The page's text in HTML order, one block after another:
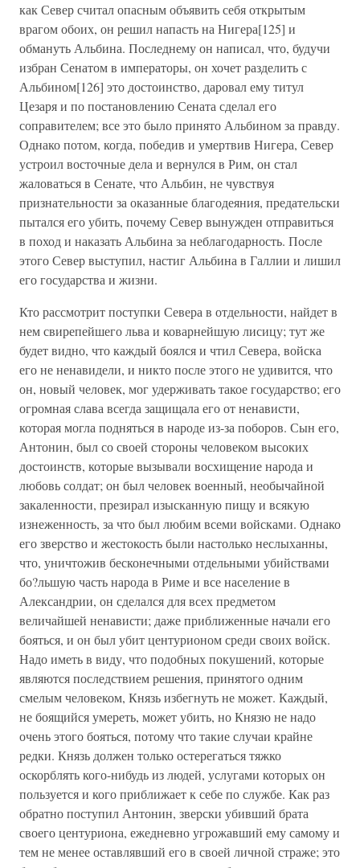
как Север считал опасным объявить себя открытым
врагом обоих, он решил напасть на Нигера[125] и
обмануть Альбина. Последнему он написал, что, будучи
избран Сенатом в императоры, он хочет разделить с
Альбином[126] это достоинство, даровал ему титул
Цезаря и по постановлению Сената сделал его
соправителем; все это было принято Альбином за правду.
Однако потом, когда, победив и умертвив Нигера, Север
устроил восточные дела и вернулся в Рим, он стал
жаловаться в Сенате, что Альбин, не чувствуя
признательности за оказанные благодеяния, предательски
пытался его убить, почему Север вынужден отправиться
в поход и наказать Альбина за неблагодарность. После
этого Север выступил, настиг Альбина в Галлии и лишил
его государства и жизни.
Кто рассмотрит поступки Севера в отдельности, найдет в
нем свирепейшего льва и коварнейшую лисицу; тут же
будет видно, что каждый боялся и чтил Севера, войска
его не ненавидели, и никто после этого не удивится, что
он, новый человек, мог удерживать такое государство; его
огромная слава всегда защищала его от ненависти,
которая могла подняться в народе из-за поборов. Сын его,
Антонин, был со своей стороны человеком высоких
достоинств, которые вызывали восхищение народа и
любовь солдат; он был человек военный, необычайной
закаленности, презирал изысканную пищу и всякую
изнеженность, за что был любим всеми войсками. Однако
его зверство и жестокость были настолько неслыханны,
что, уничтожив бесконечными отдельными убийствами
бо?льшую часть народа в Риме и все население в
Александрии, он сделался для всех предметом
величайшей ненависти; даже приближенные начали его
бояться, и он был убит центурионом среди своих войск.
Надо иметь в виду, что подобных покушений, которые
являются последствием решения, принятого одним
смелым человеком, Князь избегнуть не может. Каждый,
не боящийся умереть, может убить, но Князю не надо
очень этого бояться, потому что такие случаи крайне
редки. Князь должен только остерегаться тяжко
оскорблять кого-нибудь из людей, услугами которых он
пользуется и кого приближает к себе по службе. Как раз
обратно поступил Антонин, зверски убивший брата
своего центуриона, ежедневно угрожавший ему самому и
тем не менее оставлявший его в своей личной страже; это